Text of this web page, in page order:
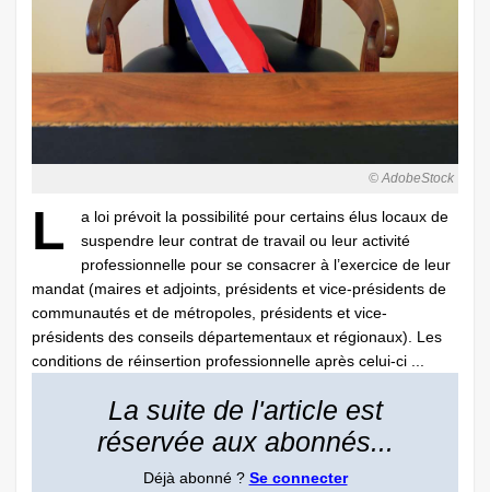
© AdobeStock
L
a loi prévoit la possibilité pour certains élus locaux de
suspendre leur contrat de travail ou leur activité
professionnelle pour se consacrer à l’exercice de leur
mandat (maires et adjoints, présidents et vice-présidents de
communautés et de métropoles, présidents et vice-
présidents des conseils départementaux et régionaux). Les
conditions de réinsertion professionnelle après celui-ci ...
La suite de l'article est
réservée aux abonnés...
Déjà abonné ? Se connecter